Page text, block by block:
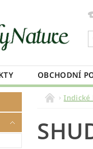
OBCHODNÍ
Indické